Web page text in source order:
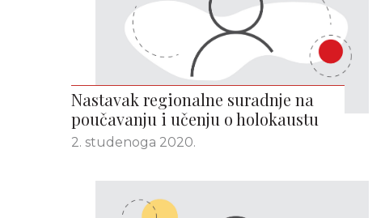
Nastavak regionalne suradnje na
poučavanju i učenju o holokaustu
2. studenoga 2020.